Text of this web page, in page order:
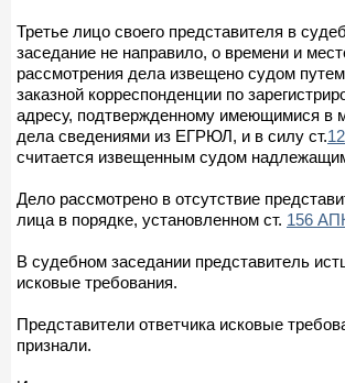
Третье лицо своего представителя в
заседание не направило, о времени и
рассмотрения дела извещено судом
заказной корреспонденции по
адресу, подтвержденному имеющимися в
дела сведениями из ЕГРЮЛ, и в силу ст.
считается извещенным судом
Дело рассмотрено в отсутствие
лица в порядке, установленном ст. 156
В судебном заседании представитель
исковые требования.
Представители ответчика исковые
признали.